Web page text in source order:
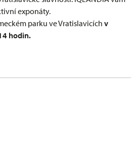
exponáty.
parku ve Vratislavicích v
hodin.